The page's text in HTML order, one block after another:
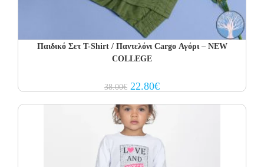
Παιδικό Σετ Τ-Shirt / Παντελόνι Cargo Αγόρι – NEW
COLLEGE
38.00€ Original
price
38.00€.
22.80€Current
price